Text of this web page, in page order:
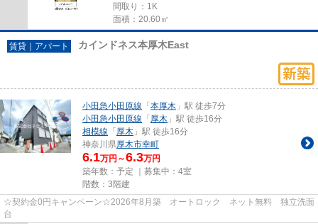
間取り：1K
面積：20.60㎡
賃貸｜アパート カインドネス本厚木East
小田急小田原線 「本厚木 」駅 徒歩7分
小田急小田原線 「厚木 」駅 徒歩16分
相模線 「厚木 」駅 徒歩16分
神奈川県厚木市幸町
6.1万円～6.3万円
築年数：予定 ｜募集中： 4室
階数：3階建
☆契約金0円キャンペーン☆2026年8月築 オートロック ネット無料 独立洗面
台